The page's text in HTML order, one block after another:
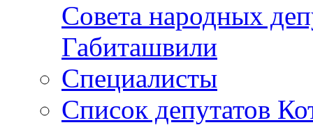
Совета народных
Габиташвили
Специалисты
Список депутатов